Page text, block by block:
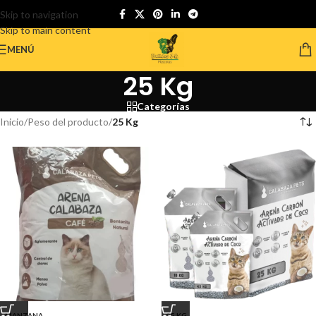
Skip to navigation
Skip to main content
MENÚ
25 Kg
Categorías
Inicio/Peso del producto/25 Kg